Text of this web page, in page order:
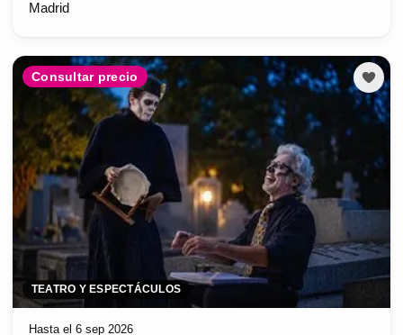
Madrid
Consultar precio
TEATRO Y ESPECTÁCULOS
Hasta el 6 sep 2026